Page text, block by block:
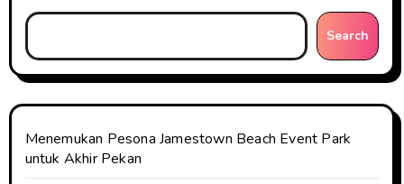
Search
Menemukan Pesona Jamestown Beach Event Park
untuk Akhir Pekan